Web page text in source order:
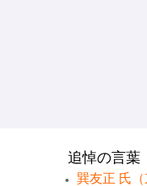
追悼の言葉
巽友正 氏